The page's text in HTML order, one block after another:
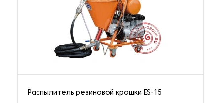
Распылитель резиновой крошки ES-15